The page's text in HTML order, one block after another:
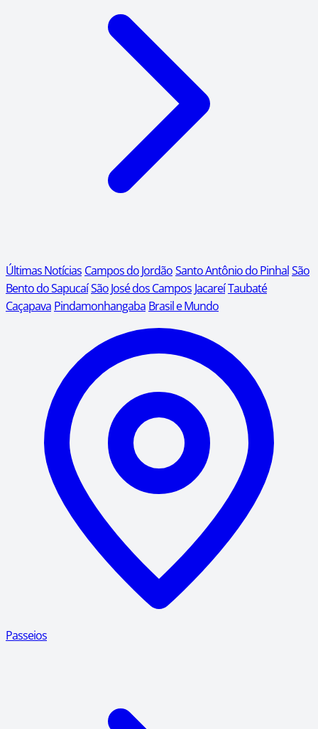
Últimas Notícias Campos do JordãoSanto Antônio do PinhalSão
Bento do SapucaíSão José dos Campos JacareíTaubaté
Caçapava Pindamonhangaba Brasil e Mundo
Passeios